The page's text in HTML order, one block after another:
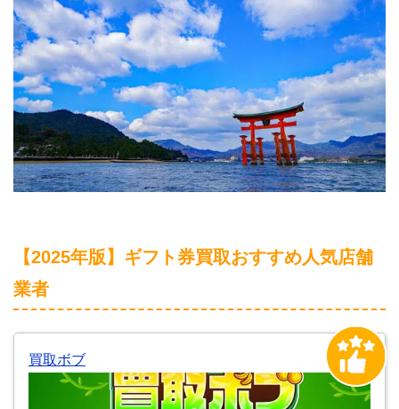
【2025年版】ギフト券買取おすすめ人気店舗
業者
買取ボブ